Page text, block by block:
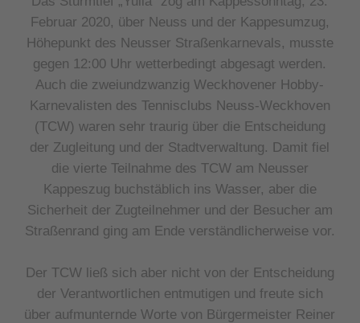
Februar 2020, über Neuss und der Kappesumzug,
Höhepunkt des Neusser Straßenkarnevals, musste
gegen 12:00 Uhr wetterbedingt abgesagt werden.
Auch die zweiundzwanzig Weckhovener Hobby-
Karnevalisten des Tennisclubs Neuss-Weckhoven
(TCW) waren sehr traurig über die Entscheidung
der Zugleitung und der Stadtverwaltung. Damit fiel
die vierte Teilnahme des TCW am Neusser
Kappeszug buchstäblich ins Wasser, aber die
Sicherheit der Zugteilnehmer und der Besucher am
Straßenrand ging am Ende verständlicherweise vor.
Der TCW ließ sich aber nicht von der Entscheidung
der Verantwortlichen entmutigen und freute sich
über aufmunternde Wortevon Bürgermeister Reiner